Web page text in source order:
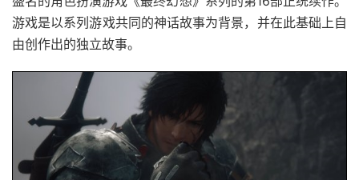
游戏是以系列游戏共同的神话故事为背景，并在此基础上自
由创作出的独立故事。